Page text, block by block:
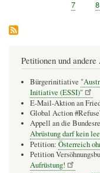
Seite
7 8
Petitionen und
Bürgerinitiative
Initiative (ESSI)"
E-Mail-Aktion an
Global Action
Appell an die
Abrüstung darf kein
Petition: Österreich
Petition
Aufrüstung!